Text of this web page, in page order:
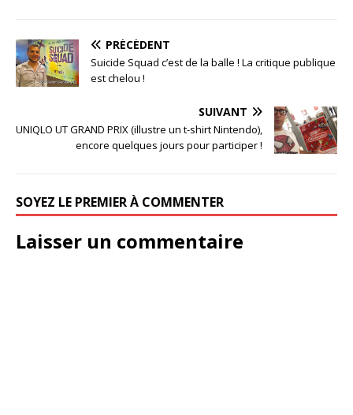
PRÉCÉDENT
Suicide Squad c’est de la balle ! La critique publique
est chelou !
SUIVANT
UNIQLO UT GRAND PRIX (illustre un t-shirt Nintendo),
encore quelques jours pour participer !
SOYEZ LE PREMIER À COMMENTER
Laisser un commentaire